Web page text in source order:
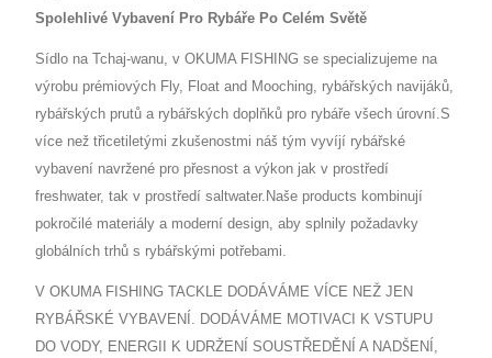
Spolehlivé Vybavení Pro Rybáře Po Celém Světě
Sídlo na Tchaj-wanu, v OKUMA FISHING se specializujeme na
výrobu prémiových Fly, Float and Mooching, rybářských navijáků,
rybářských prutů a rybářských doplňků pro rybáře všech úrovní.S
více než třicetiletými zkušenostmi náš tým vyvíjí rybářské
vybavení navržené pro přesnost a výkon jak v prostředí
freshwater, tak v prostředí saltwater.Naše products kombinují
pokročilé materiály a moderní design, aby splnily požadavky
globálních trhů s rybářskými potřebami.
V OKUMA FISHING TACKLE DODÁVÁME VÍCE NEŽ JEN
RYBÁŘSKÉ VYBAVENÍ. DODÁVÁME MOTIVACI K VSTUPU
DO VODY, ENERGII K UDRŽENÍ SOUSTŘEDĚNÍ A NADŠENÍ,